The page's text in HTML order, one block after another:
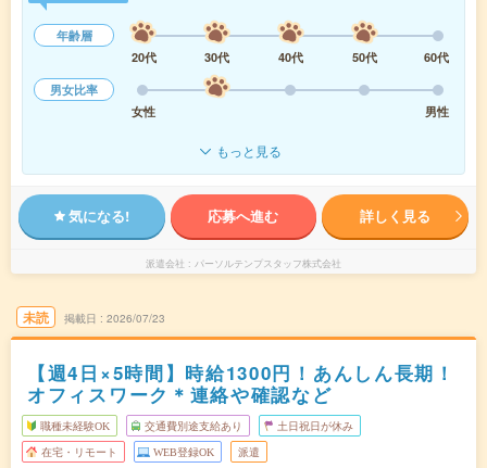
年齢層
20代
30代 40代 50代
60代
男女比率
女性
男性
もっと見る
気になる! 応募へ進む 詳しく見る
派遣会社 パーソルテンプスタッフ株式会社
未読 掲載日 2026/07/23
【週4日×5時間】時給1300円！あんしん長期！
オフィスワーク＊連絡や確認など
職種未経験OK 交通費別途支給あり 土日祝日が休み
在宅・リモート WEB登録OK 派遣